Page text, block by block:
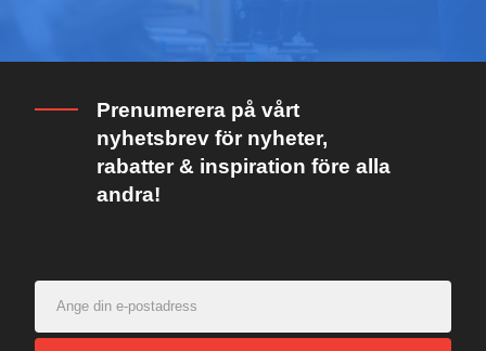
Prenumerera på vårt
nyhetsbrev för nyheter,
rabatter & inspiration före alla
andra!